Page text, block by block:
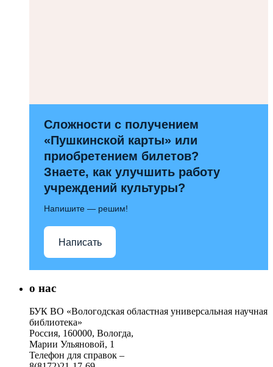
Сложности с получением
«Пушкинской карты» или
приобретением билетов?
Знаете, как улучшить работу
учреждений культуры?
Напишите — решим!
Написать
о нас
БУК ВО «Вологодская областная универсальная научная
библиотека»
Россия, 160000, Вологда,
Марии Ульяновой, 1
Телефон для справок –